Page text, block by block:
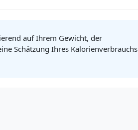
auf Ihrem Gewicht, der
Schätzung Ihres Kalorienverbrauchs